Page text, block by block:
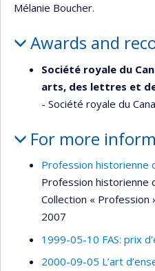
Mélanie Boucher.
Awards and
Société royale du
arts, des lettres et
- Société royale du
For more
Profession historienne
Profession historienne
Collection « Profession
2007
1999-05-10 FAS: prix
2000-09-05 L’art